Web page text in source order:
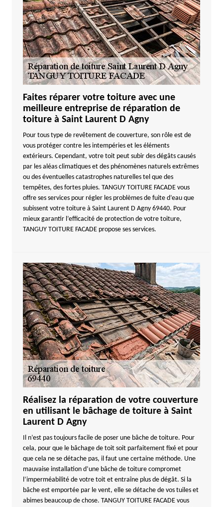
Faites réparer votre toiture avec une
meilleure entreprise de réparation de
toiture à Saint Laurent D Agny
Pour tous type de revêtement de couverture, son rôle est de
vous protéger contre les intempéries et les éléments
extérieurs. Cependant, votre toit peut subir des dégâts causés
par les aléas climatiques et des phénomènes naturels extrêmes
ou des éventuelles catastrophes naturelles tel que des
tempêtes, des fortes pluies. TANGUY TOITURE FACADE vous
offre ses services pour régler les problèmes de fuite d’eau que
subissent votre toiture à Saint Laurent D Agny 69440. Pour
mieux garantir l’efficacité de protection de votre toiture,
TANGUY TOITURE FACADE propose ses services.
Réalisez la réparation de votre couverture
en utilisant le bâchage de toiture à Saint
Laurent D Agny
Il n’est pas toujours facile de poser une bâche de toiture. Pour
cela, pour que le bâchage de toit soit parfaitement fixé et pour
que cela ne se détache pas, il faut une certaine méthode. Une
mauvaise installation d’une bâche de toiture compromet
l’imperméabilité de votre toit et entraîne plus de dégât. Si la
bâche est emportée par le vent, elle se détache de vos tuiles et
abimes beaucoup de chose. TANGUY TOITURE FACADE vous